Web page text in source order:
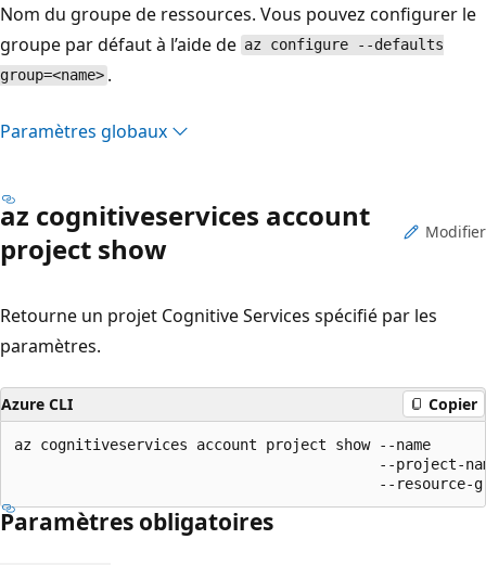
Nom du groupe de ressources. Vous pouvez configurer le
groupe par défaut à l’aide de az configure --defaults
group=<name> .
Paramètres globaux
az cognitiveservices account
project show
Modifier
Retourne un projet Cognitive Services spécifié par les
paramètres.
Azure CLI Copier
az cognitiveservices account project show --name
--project-
--resource-
Paramètres obligatoires